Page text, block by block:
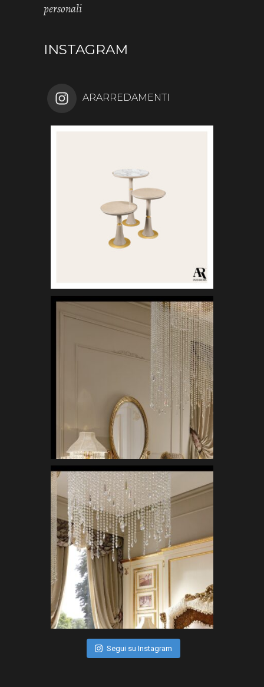
personali
INSTAGRAM
ARARREDAMENTI
Segui su Instagram